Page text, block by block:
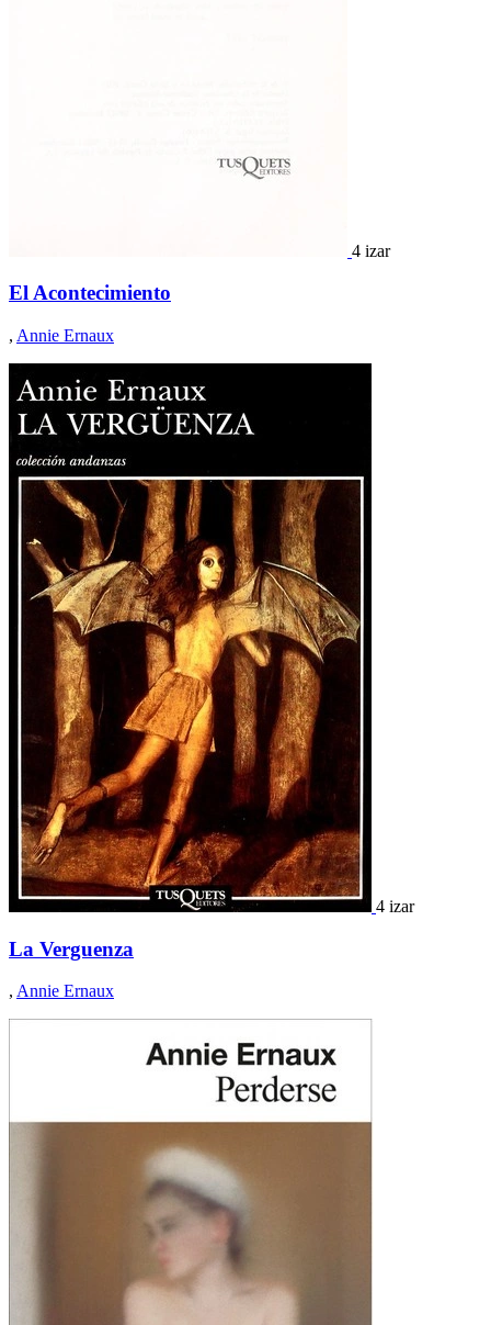
4 izar
El Acontecimiento
, Annie Ernaux
4 izar
La Verguenza
, Annie Ernaux